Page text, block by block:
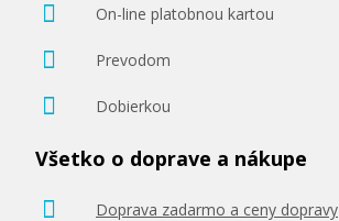
On-line platobnou kartou
Prevodom
Dobierkou
Všetko o doprave a nákupe
Doprava zadarmo a ceny dopravy